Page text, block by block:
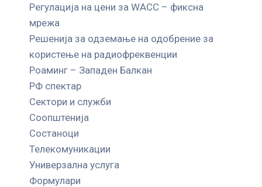
Регулација на цени за WACC – фиксна
мрежа
Решенија за одземање на одобрение за
користење на радиофреквенции
Роаминг – Западен Балкан
РФ спектар
Сектори и служби
Соопштенија
Состаноци
Телекомуникации
Универзална услуга
Формулари